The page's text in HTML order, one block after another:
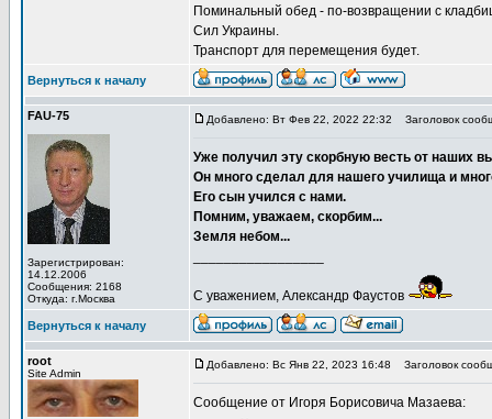
Поминальный обед - по-возвращении с
Сил Украины.
Транспорт для перемещения будет.
Вернуться к началу
FAU-75
Зарегистрирован:
14.12.2006
Сообщения: 2168
Откуда: г.Москва
Добавлено: Вт Фев 22, 2022 22:32 Заголовок
Уже получил эту скорбную весть от наших
Он много сделал для нашего училища и
Его сын учился с нами.
Помним, уважаем, скорбим...
Земля небом...
С уважением, Александр Фаустов
Вернуться к началу
root
Site Admin
Добавлено: Вс Янв 22, 2023 16:48 Заголовок
Сообщение от Игоря Борисовича Мазаева: